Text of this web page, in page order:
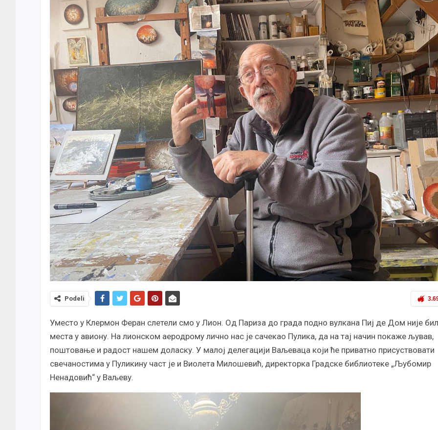
Podeli
Уместо у Клермон Феран слетели смо у Лион. Од Париза до града подно вулкана Пиј де Дом није
места у авиону. На лионском аеродрому лично нас је сачекао Пулика, да на тај начин покаже љував,
поштовање и радост нашем доласку. У малој делегацији Ваљеваца који ће приватно присуствовати
свечаностима у Пуликину част је и Виолета Милошевић, директорка Градске библиотеке „Љубомир
Ненадовић“ у Ваљеву.
LJIŽANI
JUNAKA